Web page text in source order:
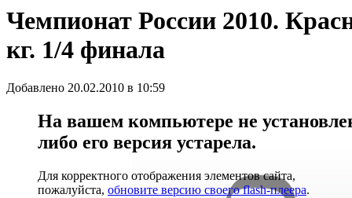
Чемпионат России 2010.
кг. 1/4 финала
Добавлено 20.02.2010 в 10:59
На вашем компьютере не
либо его версия устарела.
Для корректного отображения элементов сайта,
пожалуйста, обновите версию своего flash-плеера.